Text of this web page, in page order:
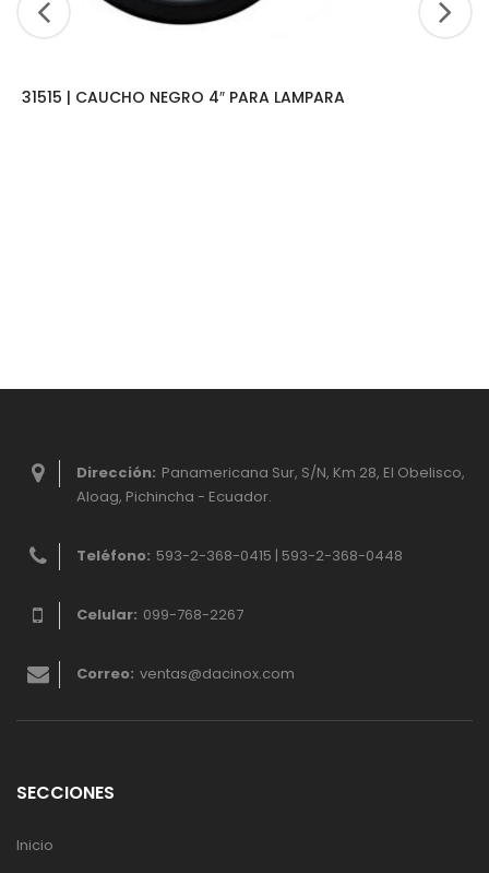
31515 | CAUCHO NEGRO 4″ PARA LAMPARA
Dirección: Panamericana Sur, S/N, Km 28, El Obelisco,
Aloag, Pichincha - Ecuador.
Teléfono: 593-2-368-0415 | 593-2-368-0448
Celular: 099-768-2267
Correo: ventas@dacinox.com
SECCIONES
Inicio